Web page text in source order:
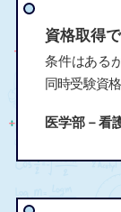
資格取得
条件はある
同時受験資
医学部－看